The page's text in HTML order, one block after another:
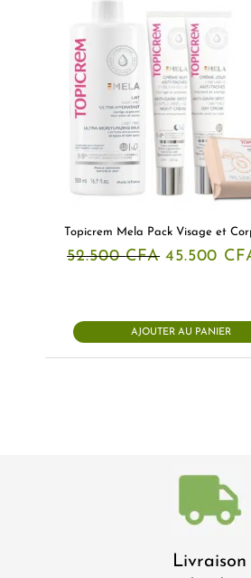
Topicrem Mela Pack Visage et
52.500CFA Le
45.500
AJOUTER AU PANIER
Livraison